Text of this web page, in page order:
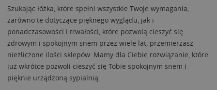
Szukając łóżka, które spełni wszystkie Twoje wymagania,
zarówno te dotyczące pięknego wyglądu, jak i
ponadczasowości i trwałości, które pozwolą cieszyć się
zdrowym i spokojnym snem przez wiele lat, przemierzasz
niezliczone ilości sklepów. Mamy dla Ciebie rozwiązanie, które
już wkrótce pozwoli cieszyć się Tobie spokojnym snem i
pięknie urządzoną sypialnią.